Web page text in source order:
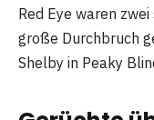
Red Eye waren
große Durchbruch
Shelby in Peaky